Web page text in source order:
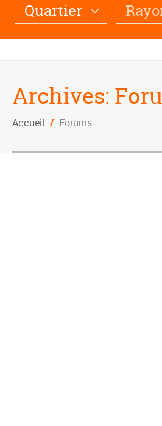
Quartier
Archives:
Accueil / Forums